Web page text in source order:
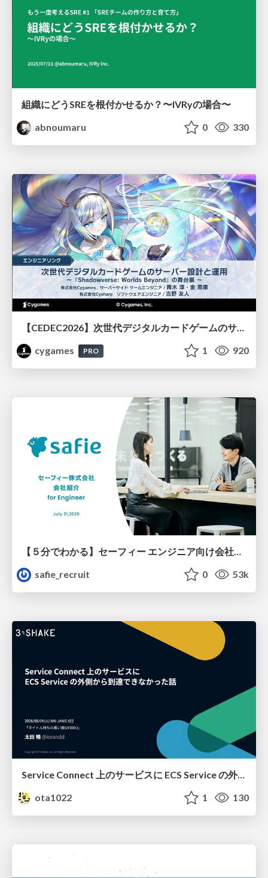
組織にどうSREを根付かせるか？〜IVRyの場合〜
abnoumaru
0 330
【CEDEC2026】次世代デジタルカードゲームのサーバー設計と運用 〜『Shadowverse: Worlds Beyond』の舞台裏～
cygames
PRO 1 920
safie_recruit
0 53k
Service Connect 上のサービスに ECS Service の外側から到達できなかった話
ota1022
1 130